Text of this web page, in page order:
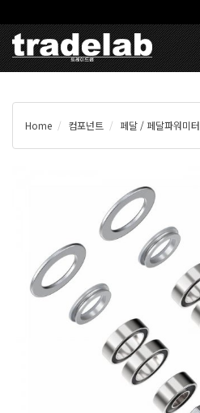
Home 컴포넌트 페달 / 페달파워미터